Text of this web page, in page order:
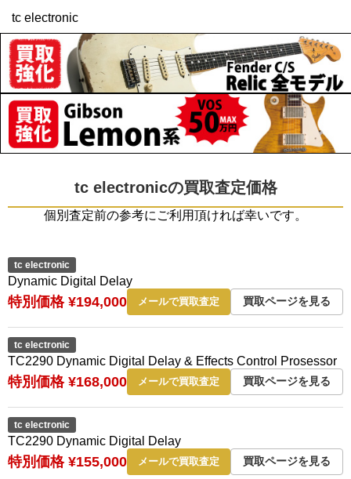
tc electronic
tc electronicの買取査定価格
個別査定前の参考にご利用頂ければ幸いです。
tc electronic
Dynamic Digital Delay
特別価格 ¥194,000 メールで買取査定 買取ページを見る
tc electronic
TC2290 Dynamic Digital Delay & Effects Control Prosessor
特別価格 ¥168,000 メールで買取査定 買取ページを見る
tc electronic
TC2290 Dynamic Digital Delay
特別価格 ¥155,000 メールで買取査定 買取ページを見る